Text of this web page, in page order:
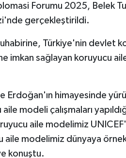
Forumu 2025, Belek
gerçekleştirildi.
Türkiye'nin devlet
imkan sağlayan koruyucu
Erdoğan'ın himayesinde
modeli çalışmaları
aile modelimiz
aile modelimiz dünyaya
konuştu.